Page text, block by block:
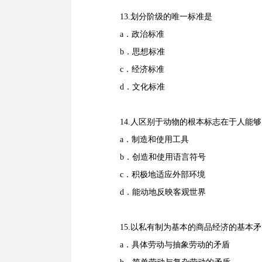
13.划分阶级的唯一标准是
a．政治标准
b．思想标准
c．经济标准
d．文化标准
14.人区别于动物的根本标志在于人能够
a．制造和使用工具
b．创造和使用语言符号
c．积极地适应外部环境
d．能动地反映客观世界
15.以私有制为基本的商品经济的基本矛
a．具体劳动与抽象劳动的矛盾